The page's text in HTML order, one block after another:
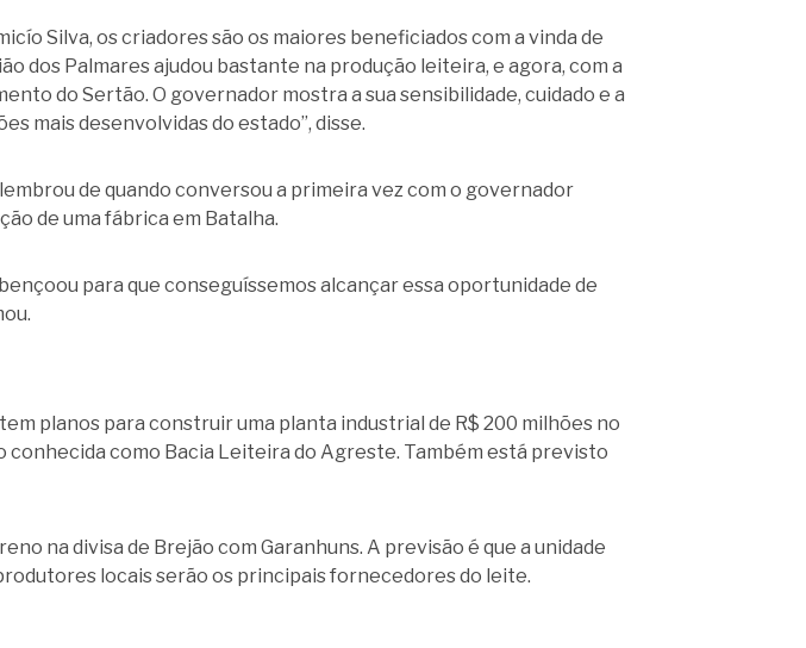
Silva, os criadores são os maiores beneficiados com a vinda de
dos Palmares ajudou bastante na produção leiteira, e agora, com a
do Sertão. O governador mostra a sua sensibilidade, cuidado e a
mais desenvolvidas do estado”, disse.
de quando conversou a primeira vez com o governador
de uma fábrica em Batalha.
para que conseguíssemos alcançar essa oportunidade de
planos para construir uma planta industrial de R$ 200 milhões no
como Bacia Leiteira do Agreste. Também está previsto
na divisa de Brejão com Garanhuns. A previsão é que a unidade
locais serão os principais fornecedores do leite.